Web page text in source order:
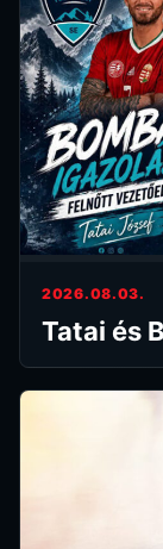
2026.08.03.
Tatai és